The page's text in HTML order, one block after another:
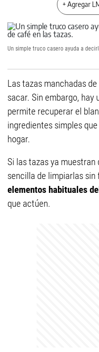
+ Agregar
Un simple truco casero ayuda a
Las tazas manchadas
sacar. Sin embargo, hay
permite recuperar el
ingredientes simples
hogar.
Si las tazas ya
sencilla de limpiarlas
elementos habituales
que actúen.